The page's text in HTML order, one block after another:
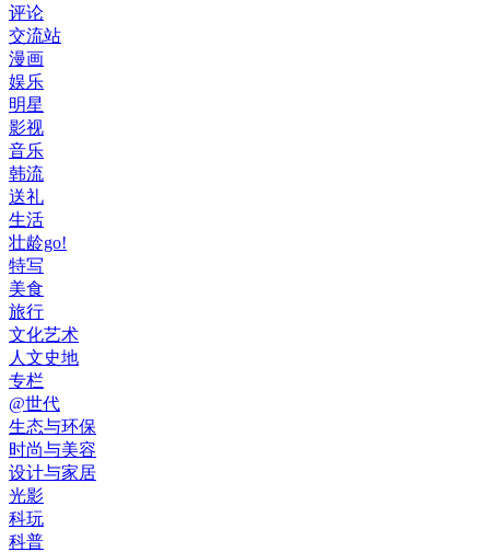
评论
交流站
漫画
娱乐
明星
影视
音乐
韩流
送礼
生活
壮龄go!
特写
美食
旅行
文化艺术
人文史地
专栏
@世代
生态与环保
时尚与美容
设计与家居
光影
科玩
科普